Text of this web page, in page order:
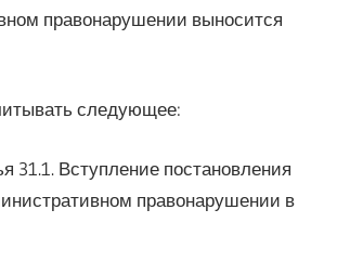
правонарушении выносится
следующее:
31.1. Вступление постановления
правонарушении в